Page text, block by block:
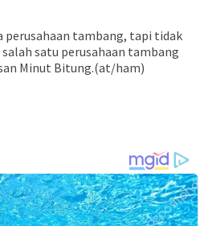
perusahaan tambang, tapi tidak
satu perusahaan tambang
Minut Bitung.(at/ham)